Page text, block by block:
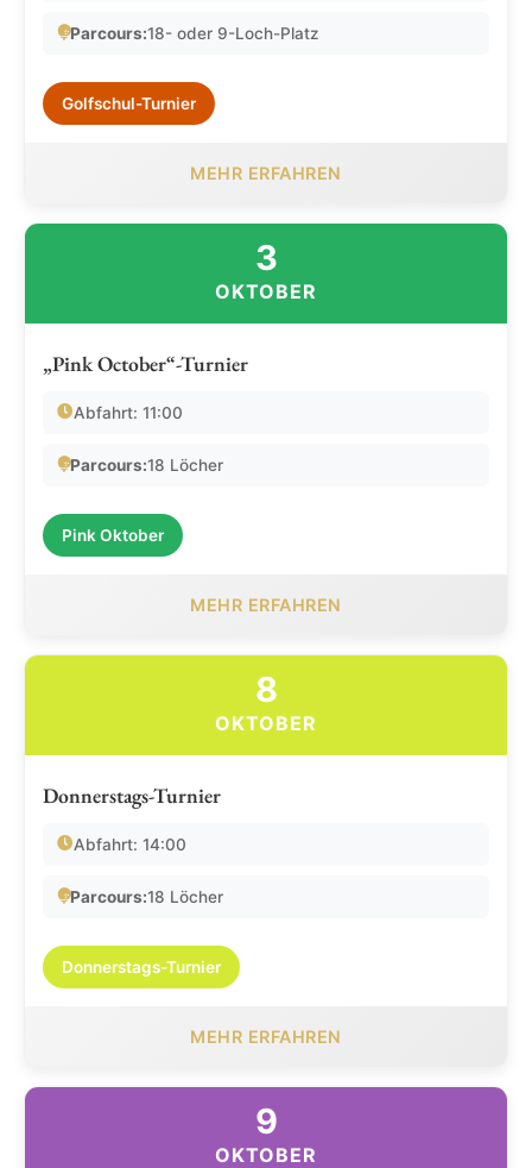
Parcours:18- oder 9-Loch-Platz
Golfschul-Turnier
MEHR ERFAHREN
3
OKTOBER
„Pink October“-Turnier
Abfahrt: 11:00
Parcours:18 Löcher
Pink Oktober
MEHR ERFAHREN
8
OKTOBER
Donnerstags-Turnier
Abfahrt: 14:00
Parcours:18 Löcher
Donnerstags-Turnier
MEHR ERFAHREN
9
OKTOBER